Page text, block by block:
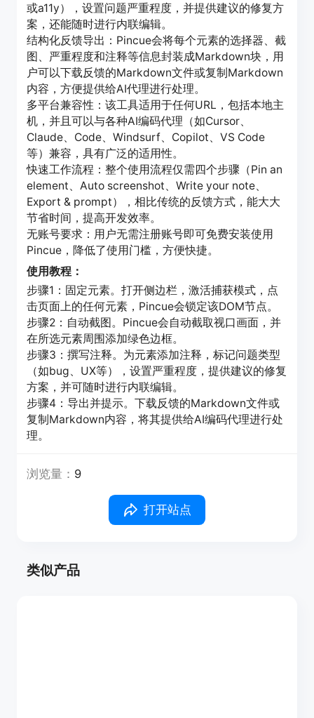
或a11y），设置问题严重程度，并提供建议的修复方
案，还能随时进行内联编辑。
结构化反馈导出：Pincue会将每个元素的选择器、截
图、严重程度和注释等信息封装成Markdown块，用
户可以下载反馈的Markdown文件或复制Markdown
内容，方便提供给AI代理进行处理。
多平台兼容性：该工具适用于任何URL，包括本地主
机，并且可以与各种AI编码代理（如Cursor、
Claude、Code、Windsurf、Copilot、VS Code
等）兼容，具有广泛的适用性。
快速工作流程：整个使用流程仅需四个步骤（Pin an
element、Auto screenshot、Write your note、
Export & prompt），相比传统的反馈方式，能大大
节省时间，提高开发效率。
无账号要求：用户无需注册账号即可免费安装使用
Pincue，降低了使用门槛，方便快捷。
使用教程：
步骤1：固定元素。打开侧边栏，激活捕获模式，点
击页面上的任何元素，Pincue会锁定该DOM节点。
步骤2：自动截图。Pincue会自动截取视口画面，并
在所选元素周围添加绿色边框。
步骤3：撰写注释。为元素添加注释，标记问题类型
（如bug、UX等），设置严重程度，提供建议的修复
方案，并可随时进行内联编辑。
步骤4：导出并提示。下载反馈的Markdown文件或
复制Markdown内容，将其提供给AI编码代理进行处
理。
浏览量： 9
打开站点
类似产品